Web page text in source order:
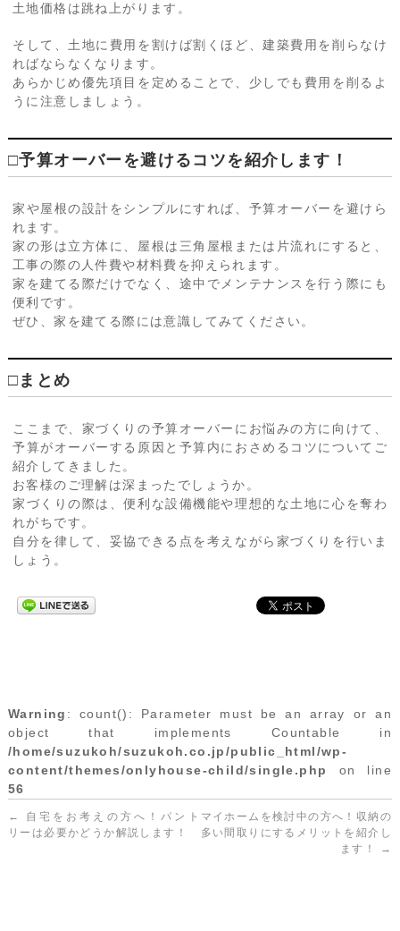
土地価格は跳ね上がります。
そして、土地に費用を割けば割くほど、建築費用を削らなけ
ればならなくなります。
あらかじめ優先項目を定めることで、少しでも費用を削るよ
うに注意しましょう。
□予算オーバーを避けるコツを紹介します！
家や屋根の設計をシンプルにすれば、予算オーバーを避けら
れます。
家の形は立方体に、屋根は三角屋根または片流れにすると、
工事の際の人件費や材料費を抑えられます。
家を建てる際だけでなく、途中でメンテナンスを行う際にも
便利です。
ぜひ、家を建てる際には意識してみてください。
□まとめ
ここまで、家づくりの予算オーバーにお悩みの方に向けて、
予算がオーバーする原因と予算内におさめるコツについてご
紹介してきました。
お客様のご理解は深まったでしょうか。
家づくりの際は、便利な設備機能や理想的な土地に心を奪わ
れがちです。
自分を律して、妥協できる点を考えながら家づくりを行いま
しょう。
Warning : count(): Parameter must be an array or an
object that implements Countable in
/home/suzukoh/suzukoh.co.jp/public_html/wp-
content/themes/onlyhouse-child/single.php
on line
56
←
自宅をお考えの方へ！パント
リーは必要かどうか解説します！
マイホームを検討中の方へ！収納の
多い間取りにするメリットを紹介し
ます！
→